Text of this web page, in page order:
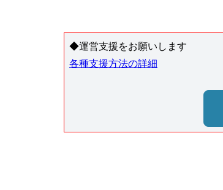
◆運営支援をお願いします
各種支援方法の詳細